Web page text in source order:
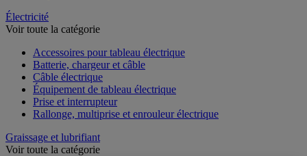
Électricité
Voir toute la catégorie
Accessoires pour tableau électrique
Batterie, chargeur et câble
Câble électrique
Équipement de tableau électrique
Prise et interrupteur
Rallonge, multiprise et enrouleur électrique
Graissage et lubrifiant
Voir toute la catégorie